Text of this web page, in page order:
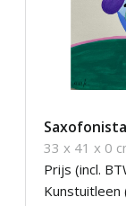
33 x 41 x 0
Prijs (incl.
Kunstuitleen